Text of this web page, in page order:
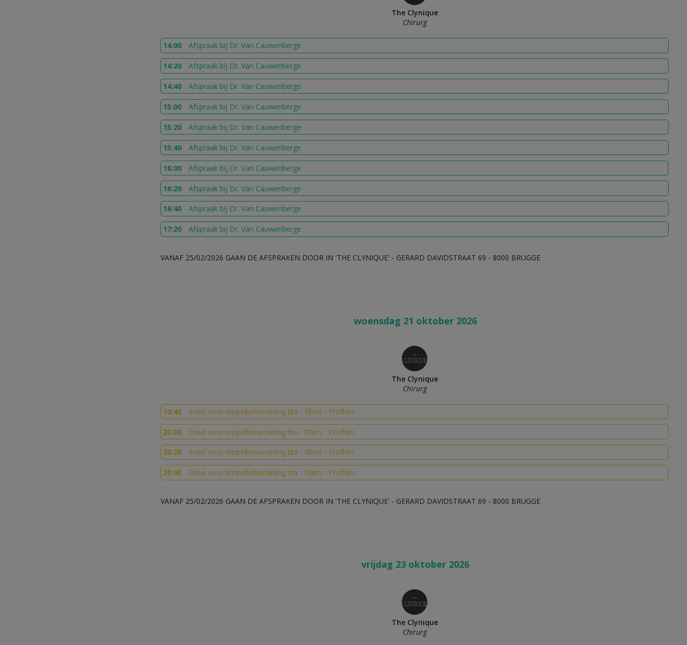
The Clynique
Chirurg
14:00 Afspraak bij Dr. Van Cauwenberge
14:20 Afspraak bij Dr. Van Cauwenberge
14:40 Afspraak bij Dr. Van Cauwenberge
15:00 Afspraak bij Dr. Van Cauwenberge
15:20 Afspraak bij Dr. Van Cauwenberge
15:40 Afspraak bij Dr. Van Cauwenberge
16:00 Afspraak bij Dr. Van Cauwenberge
16:20 Afspraak bij Dr. Van Cauwenberge
16:40 Afspraak bij Dr. Van Cauwenberge
17:20 Afspraak bij Dr. Van Cauwenberge
VANAF 25/02/2026 GAAN DE AFSPRAKEN DOOR IN 'THE CLYNIQUE' - GERARD DAVIDSTRAAT 69 - 8000 BRUGGE
woensdag 21 oktober 2026
The Clynique
Chirurg
19:40 Enkel voor rimpelbehandeling btx - fillers - Profhilo
20:00 Enkel voor rimpelbehandeling btx - fillers - Profhilo
20:20 Enkel voor rimpelbehandeling btx - fillers - Profhilo
20:40 Enkel voor rimpelbehandeling btx - fillers - Profhilo
VANAF 25/02/2026 GAAN DE AFSPRAKEN DOOR IN 'THE CLYNIQUE' - GERARD DAVIDSTRAAT 69 - 8000 BRUGGE
vrijdag 23 oktober 2026
The Clynique
Chirurg